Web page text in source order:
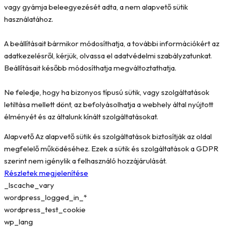
vagy gyámja beleegyezését adta, a nem alapvető sütik
használatához.
A beállításait bármikor módosíthatja, a további információkért az
adatkezelésről, kérjük, olvassa el adatvédelmi szabályzatunkat.
Beállításait később módosíthatja megváltoztathatja.
Ne feledje, hogy ha bizonyos típusú sütik, vagy szolgáltatások
letiltása mellett dönt, az befolyásolhatja a webhely által nyújtott
élményét és az általunk kínált szolgáltatásokat.
AlapvetőAz alapvető sütik és szolgáltatások biztosítják az oldal
megfelelő működéséhez. Ezek a sütik és szolgáltatások a GDPR
szerint nem igénylik a felhasználó hozzájárulását.
Részletek megjelenítése
_lscache_vary
wordpress_logged_in_*
wordpress_test_cookie
wp_lang